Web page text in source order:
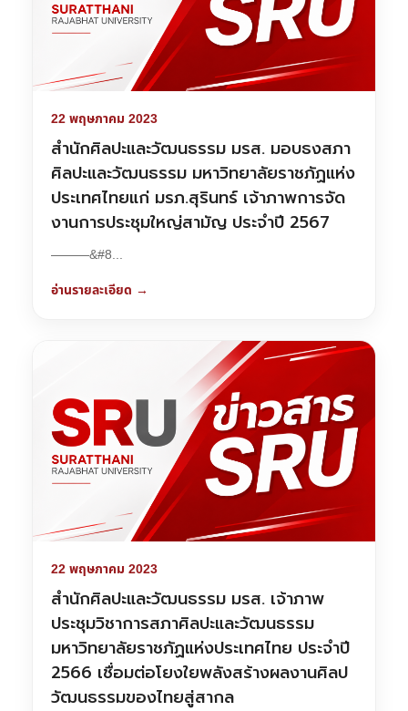
22 พฤษภาคม 2023
สำนักศิลปะและวัฒนธรรม มรส. มอบธงสภา
ศิลปะและวัฒนธรรม มหาวิทยาลัยราชภัฏแห่ง
ประเทศไทยแก่ มรภ.สุรินทร์ เจ้าภาพการจัด
งานการประชุมใหญ่สามัญ ประจำปี 2567
———&#8...
อ่านรายละเอียด →
22 พฤษภาคม 2023
สำนักศิลปะและวัฒนธรรม มรส. เจ้าภาพ
ประชุมวิชาการสภาศิลปะและวัฒนธรรม
มหาวิทยาลัยราชภัฏแห่งประเทศไทย ประจำปี
2566 เชื่อมต่อโยงใยพลังสร้างผลงานศิลป
วัฒนธรรมของไทยสู่สากล